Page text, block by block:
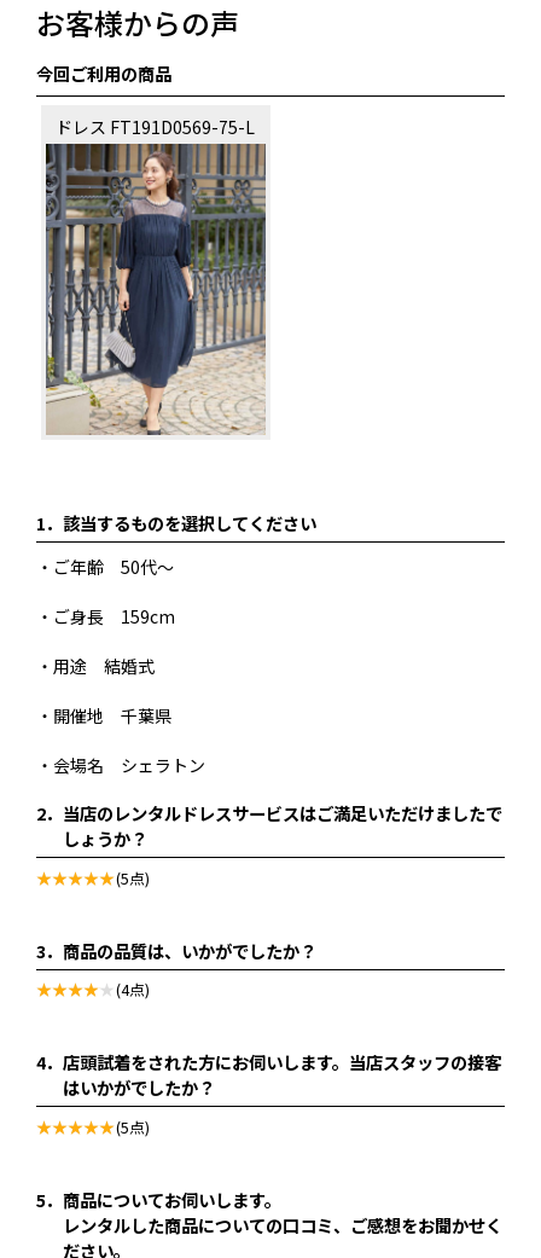
お客様からの声
今回ご利用の商品
ドレス FT191D0569-75-L
1． 該当するものを選択してください
・ご年齢 50代～
・ご身長 159cm
・用途 結婚式
・開催地 千葉県
・会場名 シェラトン
2． 当店のレンタルドレスサービスはご満足いただけましたで
しょうか？
(5点)
3． 商品の品質は、いかがでしたか？
(4点)
4． 店頭試着をされた方にお伺いします。当店スタッフの接客
はいかがでしたか？
(5点)
5． 商品についてお伺いします。
レンタルした商品についての口コミ、ご感想をお聞かせく
ださい。